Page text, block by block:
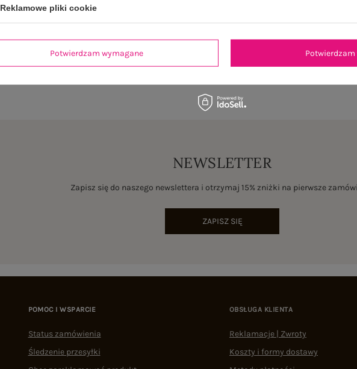
NEWSLETTER
Zapisz się do naszego newslettera i otrzymaj 15% zniżki na pierwsze
ZAPISZ SIĘ
POMOC I WSPARCIE
Status zamówienia
Śledzenie przesyłki
OBSŁUGA KLIENTA
Reklamacje | Zwroty
Koszty i formy dostawy
Reklamowe pliki cookie
Potwierdzam wymagane